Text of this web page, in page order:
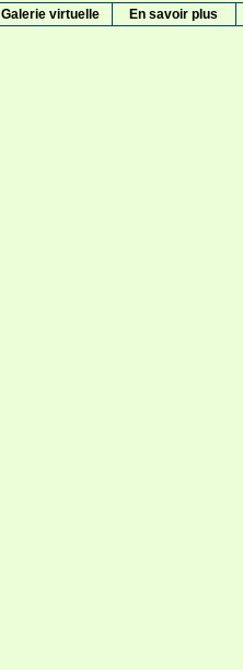
Galerie virtuelle En savoir plus